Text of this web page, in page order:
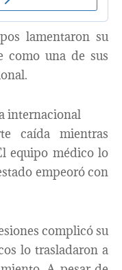
lamentaron su
como una de sus
internacional
caída mientras
equipo médico lo
empeoró con
complicó su
lo trasladaron a